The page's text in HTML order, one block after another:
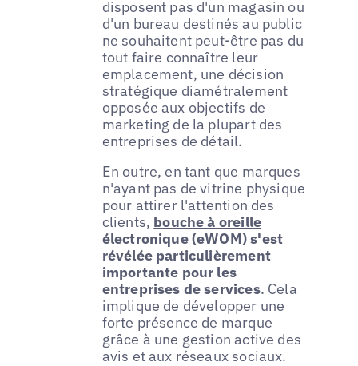
disposent pas d'un magasin ou
d'un bureau destinés au public
ne souhaitent peut-être pas du
tout faire connaître leur
emplacement, une décision
stratégique diamétralement
opposée aux objectifs de
marketing de la plupart des
entreprises de détail.
En outre, en tant que marques
n'ayant pas de vitrine physique
pour attirer l'attention des
clients, bouche à oreille
électronique (eWOM)s'est
révélée particulièrement
importante pour les
entreprises de services. Cela
implique de développer une
forte présence de marque
grâce à une gestion active des
avis et aux réseaux sociaux.